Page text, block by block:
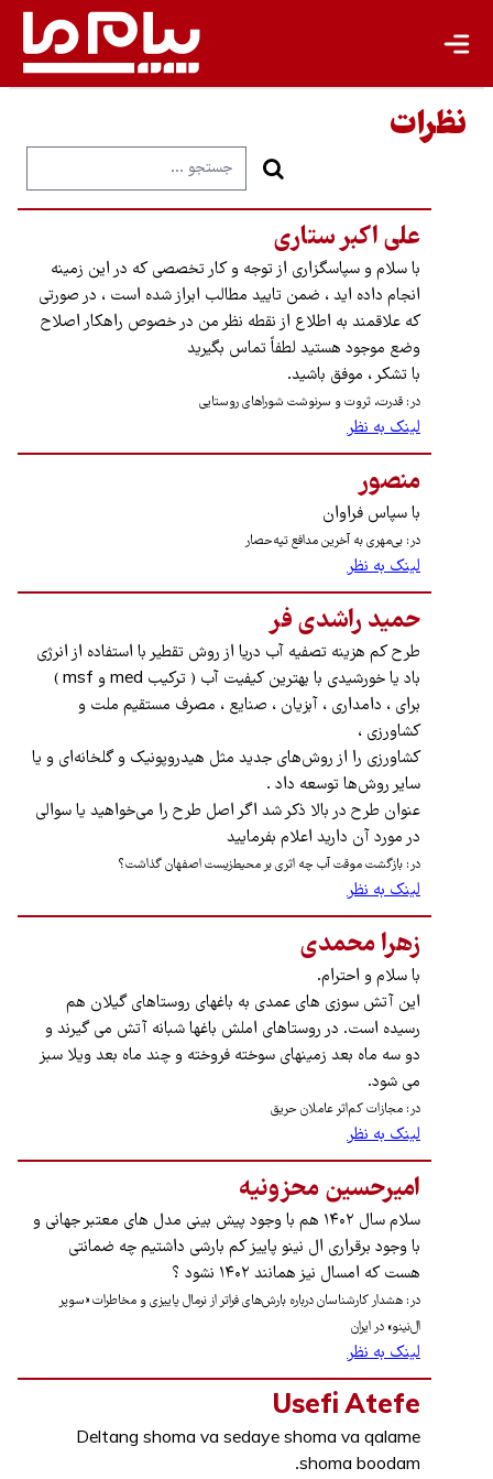
نظرات
علی اکبر ستاری
با سلام و سپاسگزاری از توجه و کار تخصصی که در این زمینه
انجام داده اید ، ضمن تایید مطالب ابراز شده است ، در صورتی
که علاقمند به اطلاع از نقطه نظر من در خصوص راهکار اصلاح
وضع موجود هستید لطفاً تماس بگیرید
با تشکر ، موفق باشید.
در: قدرت، ثروت و سرنوشت شوراهای روستایی
لینک به نظر
منصور
با سپاس فراوان
در: بی‌مهری به آخرین مدافع تپه‌حصار
لینک به نظر
حمید راشدی فر
طرح کم هزینه تصفیه آب دریا از روش تقطیر با استفاده از انرژی
باد یا خورشیدی با بهترین کیفیت آب ( ترکیب med و msf )
برای ، دامداری ، آبزیان ، صنایع ، مصرف مستقیم ملت و
کشاورزی ،
کشاورزی را از روش‌های جدید مثل هیدروپونیک و گلخانه‌ای و یا
سایر روش‌ها توسعه داد .
عنوان طرح در بالا ذکر شد اگر اصل طرح را می‌خواهید یا سوالی
در مورد آن دارید اعلام بفرمایید
در: بازگشت موقت آب چه اثری بر محیط‌زیست اصفهان گذاشت؟
لینک به نظر
زهرا محمدی
با سلام و احترام.
این آتش سوزی های عمدی به باغهای روستاهای گیلان هم
رسیده است. در روستاهای املش باغها شبانه آتش می گیرند و
دو سه ماه بعد زمینهای سوخته فروخته و چند ماه بعد ویلا سبز
می شود.
در: مجازات کم‌اثر عاملان حریق
لینک به نظر
امیرحسین محزونیه
سلام سال ۱۴۰۲ هم با وجود پیش بینی مدل های معتبر جهانی و
با وجود برقراری ال نینو پاییز کم بارشی داشتیم چه ضمانتی
هست که امسال نیز همانند ۱۴۰۲ نشود ؟
در: هشدار کارشناسان درباره بارش‌های فراتر از نرمال پاییزی و مخاطرات «سوپر
ال‌نینو» در ایران
لینک به نظر
Usefi Atefe
Deltang shoma va sedaye shoma va qalame
shoma boodam.